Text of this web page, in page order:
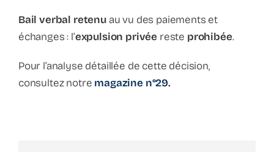
Bail verbal retenuau vu des paiements et
échanges : l’expulsion privée reste prohibée.
Pour l’analyse détaillée de cette décision,
consultez notre magazine n°29.